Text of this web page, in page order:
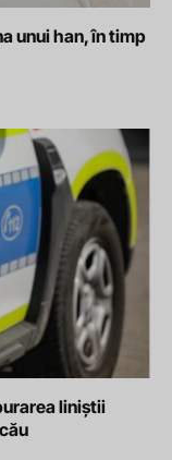
unui han, în timp
liniștii